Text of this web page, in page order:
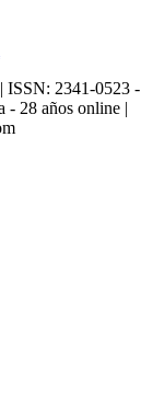
2341-0523
- 28 años online |